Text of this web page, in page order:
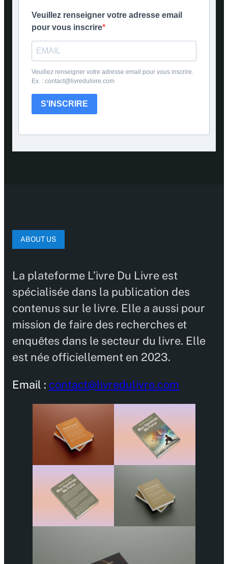
Veuillez renseigner votre adresse email
pour vous inscrire
Veuillez renseigner votre adresse email pour vous inscrire.
Ex. : contact@livredulivre.com
S'INSCRIRE
ABOUT US
La plateforme L’ivre Du Livre est
spécialisée dans la publication des
contenus sur le livre. Elle a aussi pour
mission de faire des recherches et
enquêtes dans le secteur du livre. Elle
est née officiellement en 2023.
Email : contact@livredulivre.com